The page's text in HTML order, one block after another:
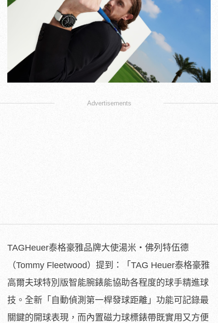
Advertisements
TAGHeuer泰格豪雅品牌大使湯米‧佛列特伍德
（Tommy Fleetwood）提到：「TAG Heuer泰格豪雅
高爾夫球特別版智能腕錶能協助各程度的球手精進球
技。全新「自動偵測第一桿發球距離」功能可記錄最
關鍵的開球表現，而內置磁力球標錶帶既實用又方便
TAGHeuer泰格豪雅執行長FrédéricArnault表示
腕錶相當重要的功能。全新ConnectedCalibre
戴。」TAGHeuer泰格豪雅品牌大使湯米‧佛列特
能協助各程度的球手精進球技。全新「自動偵測
便收納。」3